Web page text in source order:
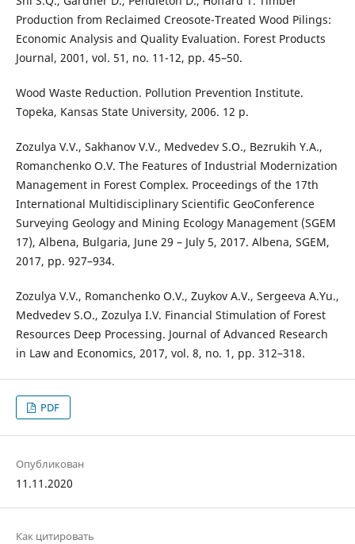
Production from Reclaimed Creosote-Treated Wood Pilings:
Economic Analysis and Quality Evaluation. Forest Products
Journal, 2001, vol. 51, no. 11-12, pp. 45–50.
Wood Waste Reduction. Pollution Prevention Institute.
Topeka, Kansas State University, 2006. 12 p.
Zozulya V.V., Sakhanov V.V., Medvedev S.O., Bezrukih Y.A.,
Romanchenko O.V. The Features of Industrial Modernization
Management in Forest Complex. Proceedings of the 17th
International Multidisciplinary Scientific GeoConference
Surveying Geology and Mining Ecology Management (SGEM
17), Albena, Bulgaria, June 29 – July 5, 2017. Albena, SGEM,
2017, pp. 927–934.
Zozulya V.V., Romanchenko O.V., Zuykov A.V., Sergeeva A.Yu.,
Medvedev S.O., Zozulya I.V. Financial Stimulation of Forest
Resources Deep Processing. Journal of Advanced Research
in Law and Economics, 2017, vol. 8, no. 1, pp. 312–318.
PDF
Опубликован
11.11.2020
Как цитировать